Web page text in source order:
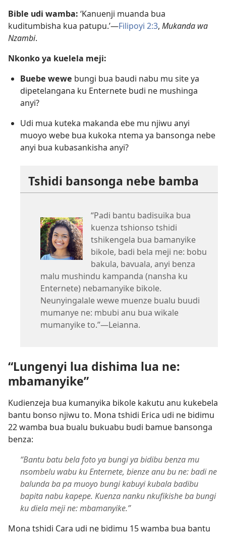
Bible udi wamba: ‘Kanuenji muanda bua
kuditumbisha kua patupu.’​—Filipoyi 2:3, Mukanda wa
Nzambi.
Nkonko ya kuelela meji:
Buebe wewe bungi bua baudi nabu mu site ya
dipetelangana ku Enternete budi ne mushinga
anyi?
Udi mua kuteka makanda ebe mu njiwu anyi
muoyo webe bua kukoka ntema ya bansonga nebe
anyi bua kubasankisha anyi?
Tshidi bansonga nebe bamba
“Padi bantu badisuika bua
kuenza tshionso tshidi
tshikengela bua bamanyike
bikole, badi bela meji ne: bobu
bakula, bavuala, anyi benza
malu mushindu kampanda (nansha ku
Enternete) nebamanyike bikole.
Neunyingalale wewe muenze bualu buudi
mumanye ne: mbubi anu bua wikale
mumanyike to.”​—Leianna.
“Lungenyi lua dishima lua ne:
mbamanyike”
Kudienzeja bua kumanyika bikole kakutu anu kukebela
bantu bonso njiwu to. Mona tshidi Erica udi ne bidimu
22 wamba bua bualu bukuabu budi bamue bansonga
benza:
“Bantu batu bela foto ya bungi ya bidibu benza mu
nsombelu wabu ku Enternete, bienze anu bu ne: badi ne
balunda ba pa muoyo bungi kabuyi kubala badibu
bapita nabu kapepe. Kuenza nanku nkufikishe ba bungi
ku diela meji ne: mbamanyike.”
Mona tshidi Cara udi ne bidimu 15 wamba bua bantu